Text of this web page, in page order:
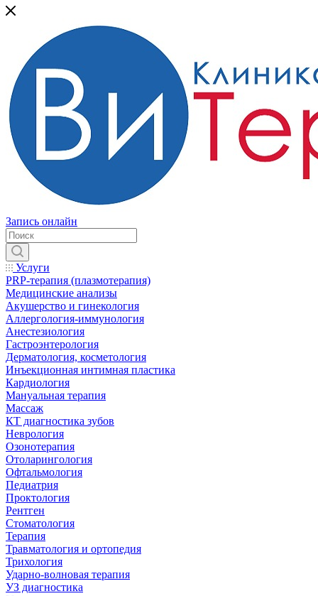
Запись онлайн
Услуги
PRP-терапия (плазмотерапия)
Медицинские анализы
Акушерство и гинекология
Аллергология-иммунология
Анестезиология
Гастроэнтерология
Дерматология, косметология
Инъекционная интимная пластика
Кардиология
Мануальная терапия
Массаж
КТ диагностика зубов
Неврология
Озонотерапия
Отоларингология
Офтальмология
Педиатрия
Проктология
Рентген
Стоматология
Терапия
Травматология и ортопедия
Трихология
Ударно-волновая терапия
УЗ диагностика